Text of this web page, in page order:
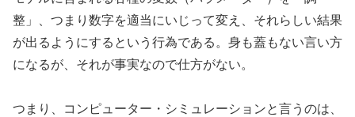
整」、つまり数字を適当にいじって変え、それらしい結果
が出るようにするという行為である。身も蓋もない言い方
になるが、それが事実なので仕方がない。
つまり、コンピューター・シミュレーションと言うのは、